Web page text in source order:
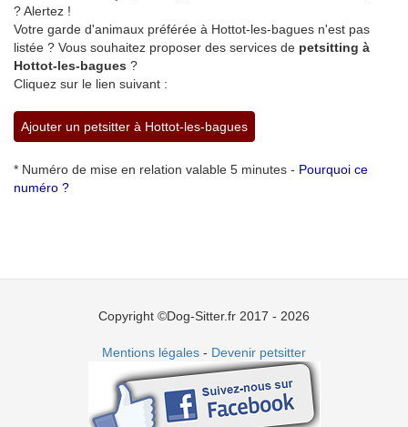
? Alertez !
Votre garde d'animaux préférée à Hottot-les-bagues n'est pas
listée ? Vous souhaitez proposer des services de petsitting à
Hottot-les-bagues ?
Cliquez sur le lien suivant :
Ajouter un petsitter à Hottot-les-bagues
* Numéro de mise en relation valable 5 minutes - Pourquoi ce
numéro ?
Copyright ©Dog-Sitter.fr 2017 - 2026
Mentions légales - Devenir petsitter